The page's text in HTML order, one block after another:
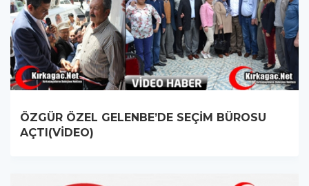
ÖZGÜR ÖZEL GELENBE’DE SEÇİM BÜROSU
AÇTI(VİDEO)